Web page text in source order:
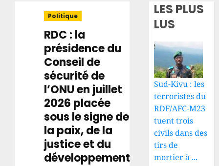
Politique
RDC : la
présidence du
Conseil de
sécurité de
l’ONU en juillet
2026 placée
sous le signe de
la paix, de la
justice et du
développement
LES PLUS
LUS
Sud-Kivu : les
terroristes du
RDF/AFC-M23
tuent trois
civils dans des
tirs de
mortier à ...